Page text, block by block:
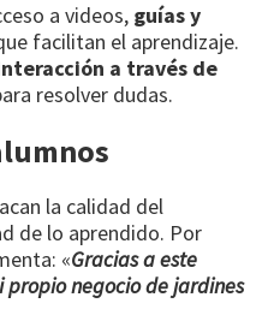
a videos, guías y
facilitan el aprendizaje.
a través de
resolver dudas.
la calidad del
de lo aprendido. Por
«Gracias a este
negocio de jardines